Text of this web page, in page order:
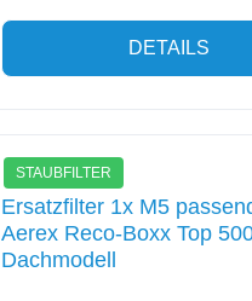
DETAILS
STAUBFILTER
Ersatzfilter 1x M5
Aerex Reco-Boxx Top
Dachmodell